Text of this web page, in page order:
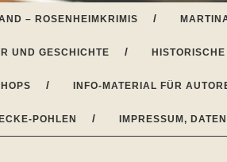
– ROSENHEIMKRIMIS
UND GESCHICHTE
INFO-MATERIAL FÜR
POHLEN IMPRESSUM,